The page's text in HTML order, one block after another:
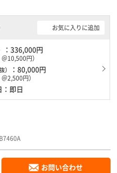
お気に入りに追加
：336,000円
10,500円）
） ：80,000円
2,500円）
：即日
お問い合わせ